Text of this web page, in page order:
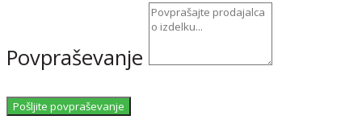
Povpraševanje
Pošljite povpraševanje